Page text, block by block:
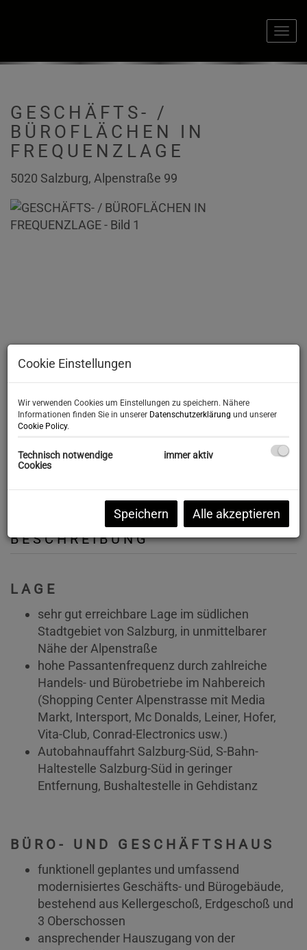
GESCHÄFTS- /
BÜROFLÄCHEN IN
FREQUENZLAGE
5020 Salzburg, Alpenstraße 99
BESCHREIBUNG
LAGE
sehr gut erreichbare Lage im südlichen
Stadtgebiet von Salzburg, in unmittelbarer
Nähe der Alpenstraße
hohe Passantenfrequenz durch zahlreiche
Handels- und Bürobetriebe im Nahbereich
(Shopping Center Alpenstrasse mit Media
Markt, Intersport, Mc Donalds, Leiner, Hofer,
Vita-Club, Conrad-Electronics usw.)
Autobahnauffahrt Salzburg-Süd, S-Bahn-
Haltestelle Salzburg-Süd in geringer
Entfernung, Bushaltestelle in Gehdistanz
BÜRO- UND GESCHÄFTSHAUS
funktionell geplantes und umfassend
modernisiertes Geschäfts- und Bürogebäude,
bestehend aus Kellergeschoß, Erdgeschoß und
3 Oberschossen
ansprechender Hauszugang von der
Cookie Einstellungen
Wir verwenden Cookies um Einstellungen zu speichern. Nähere
Informationen finden Sie in unserer Datenschutzerklärung und unserer
Cookie Policy.
Technisch notwendige
Cookies
immer aktiv
Speichern Alle akzeptieren